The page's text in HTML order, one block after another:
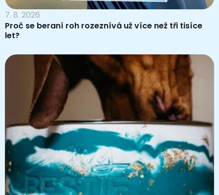
7. 8. 2026
Proč se beraní roh rozeznívá už více než tři tisíce
let?